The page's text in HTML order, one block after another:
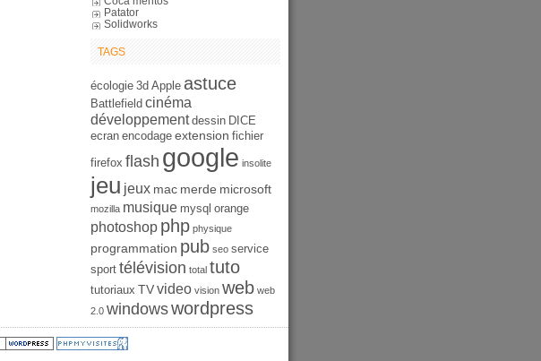
Patator
Solidworks
TAGS
écologie 3d Apple astuce
Battlefield cinéma
développement dessin DICE
ecran encodage extension fichier
firefox flash google insolite
jeu jeux mac merde microsoft
mozilla musique mysql orange
photoshop php physique
programmation pub seo service
sport télévision total tuto
tutoriaux TVvideo vision web web
2.0 windowswordpress